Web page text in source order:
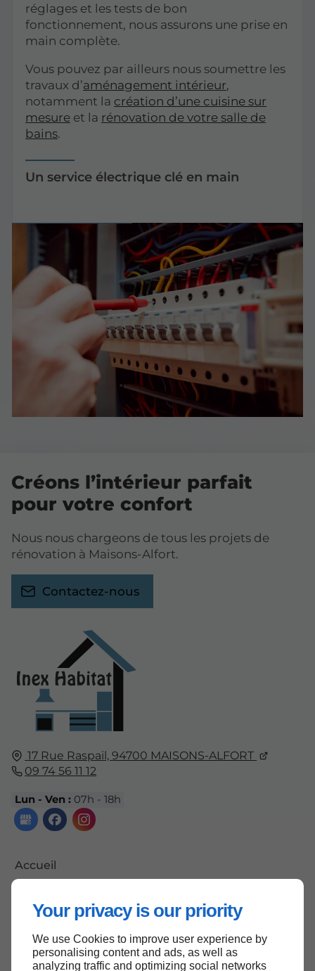
Your privacy is our priority
We use Cookies to improve user experience by
personalising content and ads, as well as
analyzing traffic and optimizing social networks
réglages et les tests de bon
fonctionnement, nous assurons une prise en
main complète.
Vous pouvez par ailleurs nous soumettre les
travaux d’aménagement intérieur,
notamment la création d’une cuisine sur
mesure et la rénovation de votre salle de
bains.
Un service électrique clé en main
17 Rue Raspail,94700 MAISONS-ALFORT
09 74 56 11 12
Lun - Ven : 07h - 18h
Accueil
Mentions légales
Plan du site
Créons l’intérieur parfait
pour votre confort
Nous nous chargeons de tous les projets de
rénovation à Maisons-Alfort.
Contactez-nous